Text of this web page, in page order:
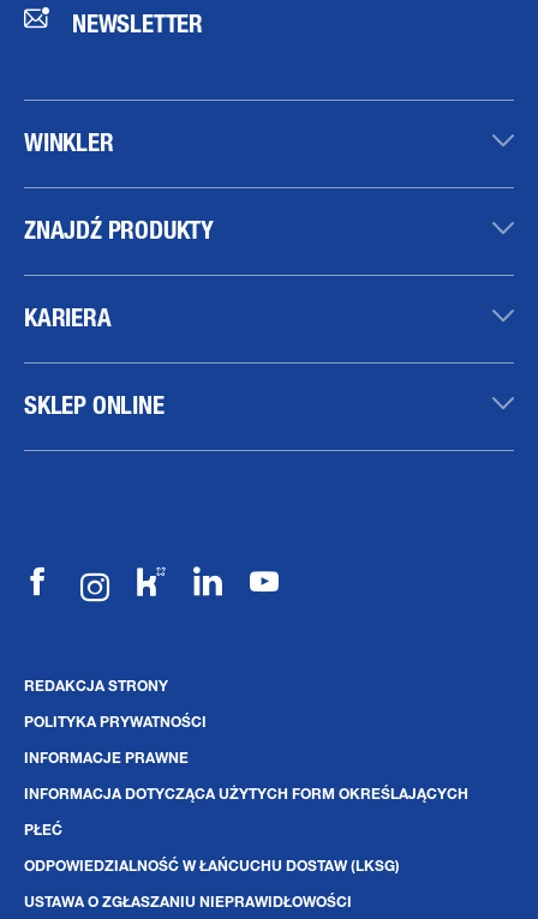
NEWSLETTER
WINKLER
ZNAJDŹ PRODUKTY
KARIERA
SKLEP ONLINE
REDAKCJA STRONY
POLITYKA PRYWATNOŚCI
INFORMACJE PRAWNE
INFORMACJA DOTYCZĄCA UŻYTYCH FORM OKREŚLAJĄCYCH
PŁEĆ
ODPOWIEDZIALNOŚĆ W ŁAŃCUCHU DOSTAW (LKSG)
USTAWA O ZGŁASZANIU NIEPRAWIDŁOWOŚCI